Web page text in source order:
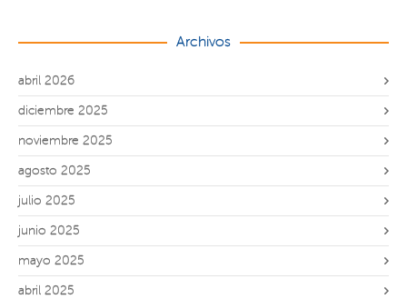
Archivos
abril 2026
diciembre 2025
noviembre 2025
agosto 2025
julio 2025
junio 2025
mayo 2025
abril 2025